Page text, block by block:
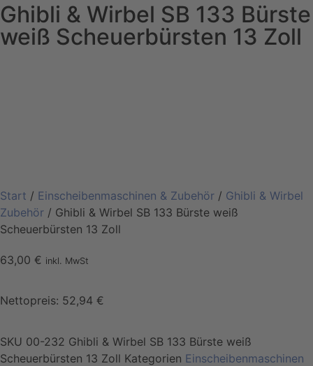
Ghibli & Wirbel SB 133 Bürste
weiß Scheuerbürsten 13 Zoll
Start / Einscheibenmaschinen & Zubehör / Ghibli & Wirbel
Zubehör / Ghibli & Wirbel SB 133 Bürste weiß
Scheuerbürsten 13 Zoll
63,00 € inkl. MwSt
Nettopreis: 52,94 €
SKU 00-232 Ghibli & Wirbel SB 133 Bürste weiß
Scheuerbürsten 13 Zoll Kategorien Einscheibenmaschinen